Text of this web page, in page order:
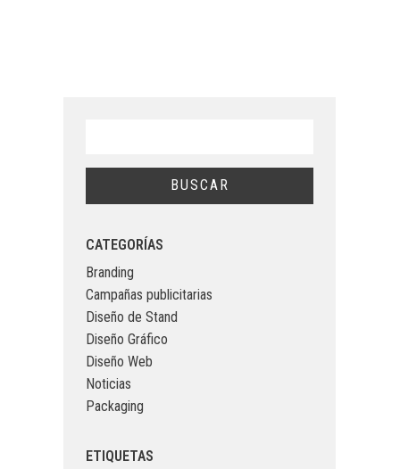
CATEGORÍAS
Branding
Campañas publicitarias
Diseño de Stand
Diseño Gráfico
Diseño Web
Noticias
Packaging
ETIQUETAS